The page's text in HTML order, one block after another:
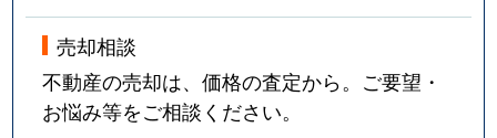
売却相談
不動産の売却は、価格の査定から。ご要望・
お悩み等をご相談ください。